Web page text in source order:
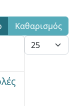
Καθαρισμός
Εμφάνιση #